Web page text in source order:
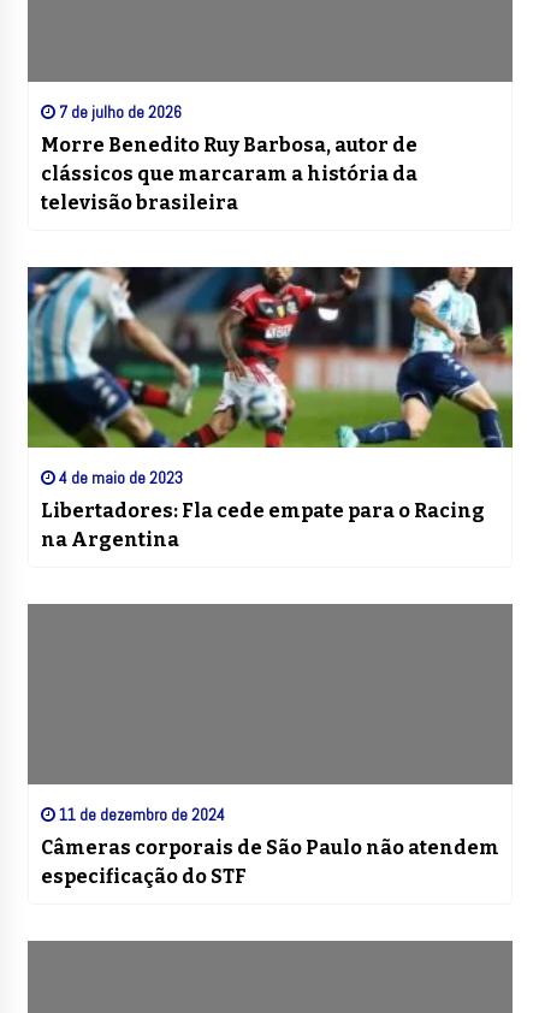
7 de julho de 2026
Morre Benedito Ruy Barbosa, autor de
clássicos que marcaram a história da
televisão brasileira
4 de maio de 2023
Libertadores: Fla cede empate para o Racing
na Argentina
11 de dezembro de 2024
Câmeras corporais de São Paulo não atendem
especificação do STF